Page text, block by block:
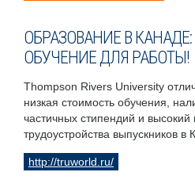
ОБРАЗОВАНИЕ В КАНАДЕ:
ОБУЧЕНИЕ ДЛЯ РАБОТЫ!
Thompson Rivers University
низкая стоимость обучения,
частичных стипендий и высокий
трудоустройства выпускников в
http://truworld.ru/